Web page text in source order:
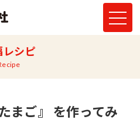
レシピ
Recipe
まご』 を作ってみ